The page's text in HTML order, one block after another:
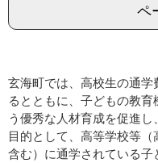
ペ
玄海町では、高校生の通
るとともに、子どもの教
う優秀な人材育成を促進
目的として、高等学校等
含む）に通学されている